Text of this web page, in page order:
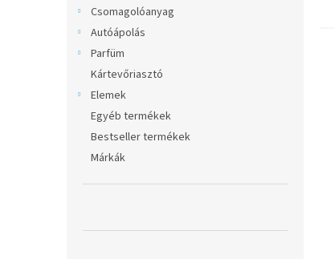
Csomagolóanyag
Autóápolás
Parfüm
Kártevőriasztó
Elemek
Egyéb termékek
Bestseller termékek
Márkák